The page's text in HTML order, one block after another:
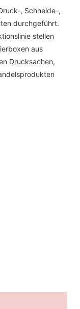
, Schneide-,
durchgeführt.
stellen
aus
Drucksachen,